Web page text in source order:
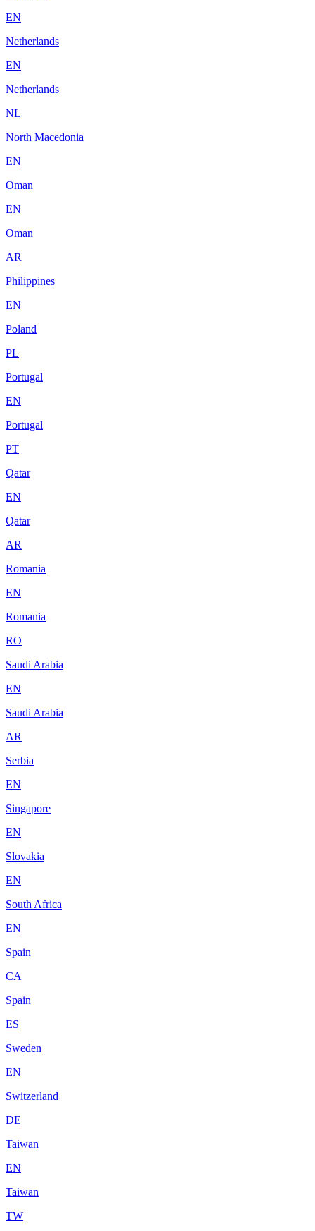
EN
Netherlands
EN
Netherlands
NL
North Macedonia
EN
Oman
EN
Oman
AR
Philippines
EN
Poland
PL
Portugal
EN
Portugal
PT
Qatar
EN
Qatar
AR
Romania
EN
Romania
RO
Saudi Arabia
EN
Saudi Arabia
AR
Serbia
EN
Singapore
EN
Slovakia
EN
South Africa
EN
Spain
CA
Spain
ES
Sweden
EN
Switzerland
DE
Taiwan
EN
Taiwan
TW